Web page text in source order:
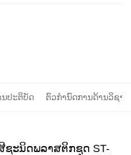
ປະຕິບັດ ຕົວກໍານົດການດ້ານວິຊາ
ຊະນິດພລາສຕິກຊຸດ ST-